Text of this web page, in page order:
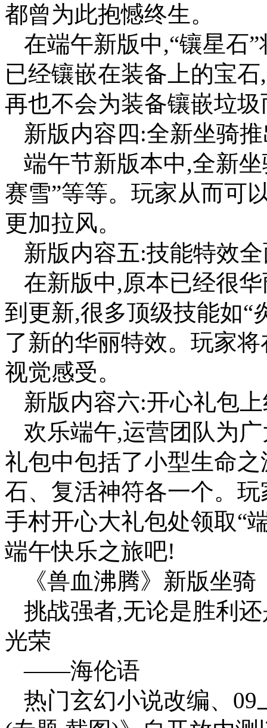
都曾为此抱憾终生。
在端午新版中,“镶星石
已经镶嵌在装备上的宝
再也不会为装备镶嵌垃
新版内容四:全新坐骑
端午节新版本中,全新
赛雪”等等。玩家从而可
更加拉风。
新版内容五:技能特效
在新版中,原本已经很
到更新,很多顶级技能如“
了新的华丽特效。玩家
视觉感受。
新版内容六:开心礼包
欢乐端午,运营团队为
礼包中包括了小型生命
石、复活神符各一个。
手村开心大礼包处领取“
端午快乐之旅吧!
《兽血沸腾》新版坐骑
挑战强者,无论是胜利
光荣
——海伦语
热门玄幻小说改编、